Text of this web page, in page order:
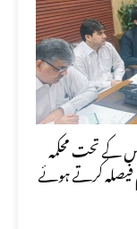
کے تحت محکمہ
کرتے ہوئے